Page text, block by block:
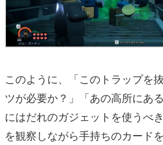
このように、「このトラップを
ツが必要か？」「あの高所にあ
にはだれのガジェットを使うべ
を観察しながら手持ちのカード